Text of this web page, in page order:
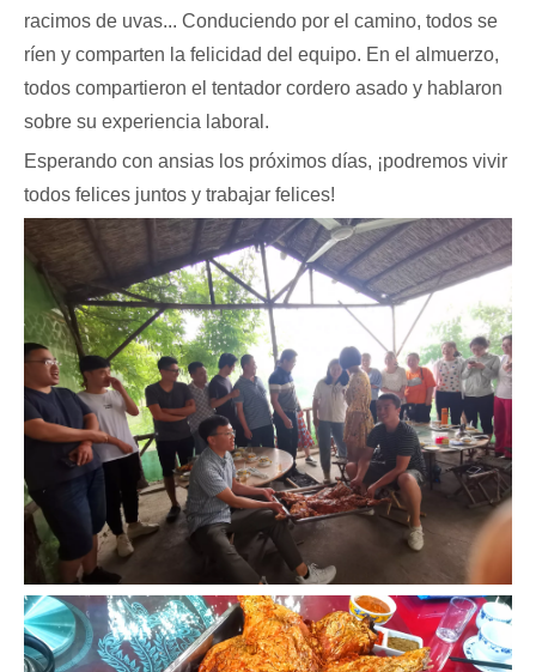
racimos de uvas... Conduciendo por el camino, todos se
ríen y comparten la felicidad del equipo. En el almuerzo,
todos compartieron el tentador cordero asado y hablaron
sobre su experiencia laboral.
Esperando con ansias los próximos días, ¡podremos vivir
todos felices juntos y trabajar felices!